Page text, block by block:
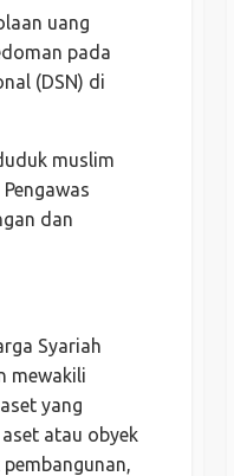
uang
pada
(DSN) di
muslim
dan
Syariah
mewakili
yang
atau obyek